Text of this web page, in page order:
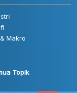
Makro
Topik